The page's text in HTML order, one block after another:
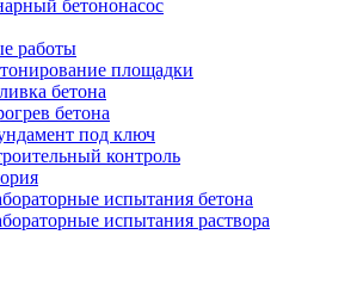
бетононасос
работы
площадки
бетона
бетона
под ключ
контроль
испытания бетона
испытания раствора